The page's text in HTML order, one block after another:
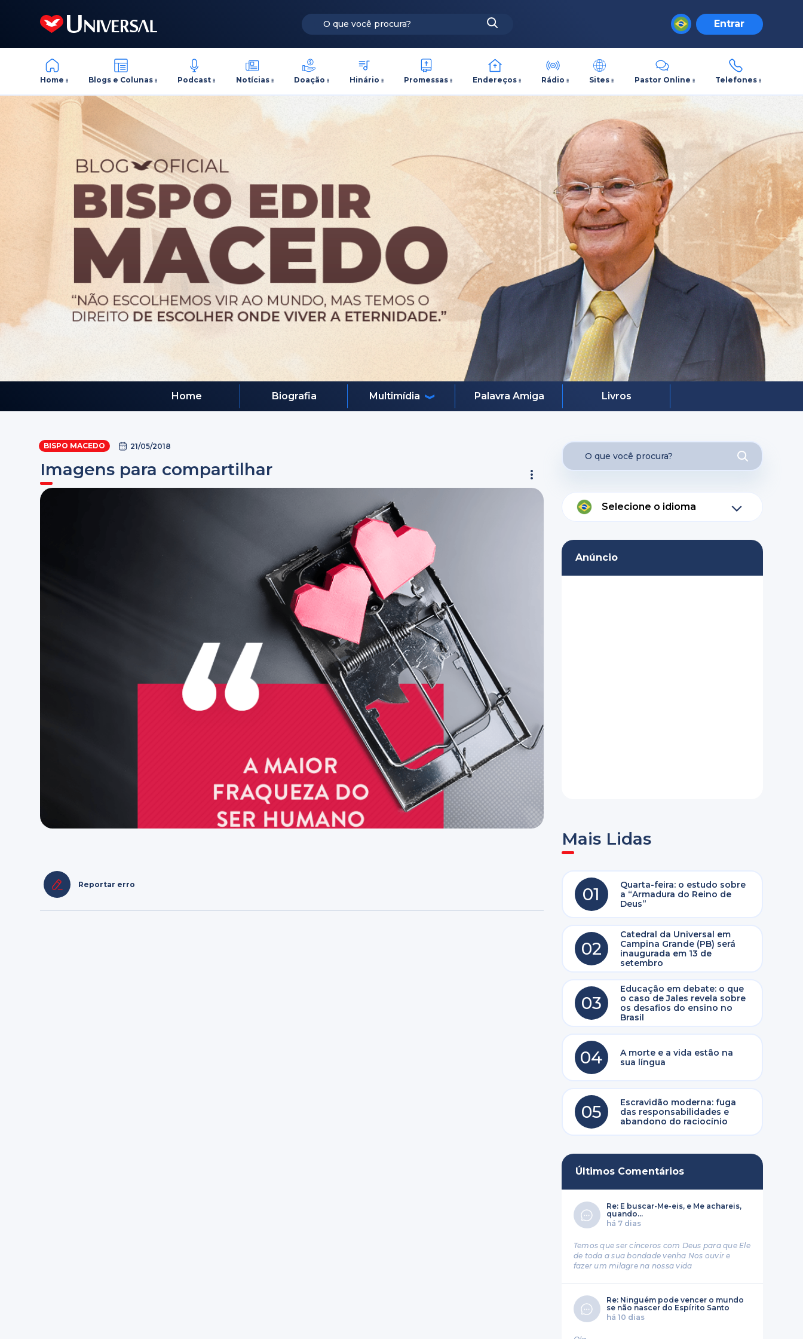
Entrar
Home Blogs e Colunas Podcast Notícias Doação Hinário Promessas Endereços Rádio Sites Pastor Online Telefones
Home Biografia Multimídia Palavra Amiga Livros
BISPO MACEDO 21/05/2018
Imagens para compartilhar
Reportar erro
Selecione o idioma
Anúncio
Mais Lidas
01
Quarta-feira: o estudo sobre
a “Armadura do Reino de
Deus”
02
Catedral da Universal em
Campina Grande (PB) será
inaugurada em 13 de
setembro
03
Educação em debate: o que
o caso de Jales revela sobre
os desafios do ensino no
Brasil
04
A morte e a vida estão na
sua língua
05
Escravidão moderna: fuga
das responsabilidades e
abandono do raciocínio
Últimos Comentários
Re: E buscar-Me-eis, e Me achareis,
quando...
há 7 dias
Temos que ser cinceros com Deus para que Ele
de toda a sua bondade venha Nos ouvir e
fazer um milagre na nossa vida
Re: Ninguém pode vencer o mundo
se não nascer do Espírito Santo
há 10 dias